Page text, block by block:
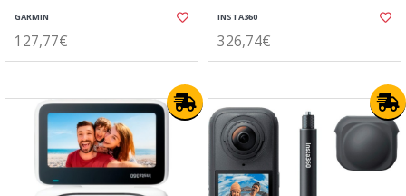
GARMIN
127,77€
INSTA360
326,74€